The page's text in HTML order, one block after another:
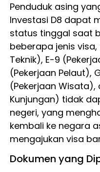
Penduduk asing
Investasi D8 dapat
status tinggal saat
beberapa jenis
Teknik), E-9
(Pekerjaan Pelaut),
(Pekerjaan Wisata),
Kunjungan) tidak
negeri, yang
kembali ke negara
mengajukan visa
Dokumen yang